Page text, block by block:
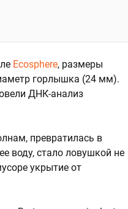
Ecosphere, размеры
горлышка (24 мм).
ДНК-анализ
превратилась в
воду, стало ловушкой не
укрытие от